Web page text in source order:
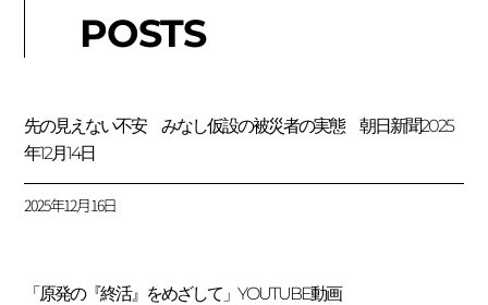
POSTS
先の見えない不安 みなし仮設の被災者の実態 朝日新聞2025
年12月14日
2025年12月16日
「原発の『終活』をめざして」YOUTUBE動画